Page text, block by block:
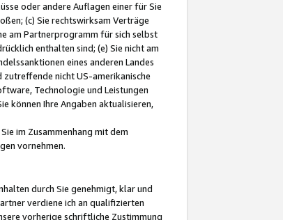
oder andere Auflagen einer für Sie
(c) Sie rechtswirksam Verträge
am Partnerprogramm für sich selbst
enthalten sind; (e) Sie nicht am
eines anderen Landes
zutreffende nicht US-amerikanische
Technologie und Leistungen
können Ihre Angaben aktualisieren,
im Zusammenhang mit dem
vornehmen.
durch Sie genehmigt, klar und
verdiene ich an qualifizierten
vorherige schriftliche Zustimmung